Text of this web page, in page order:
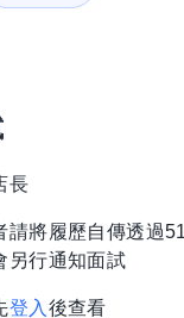
長
請將履歷自傳透過
另行通知面試
登入 後查看